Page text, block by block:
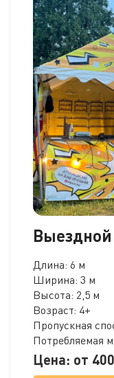
Длина: 6 м
Ширина: 3 м
Высота: 2,5 м
Возраст: 4+
Пропускная
Потребляемая
Цена: от 400